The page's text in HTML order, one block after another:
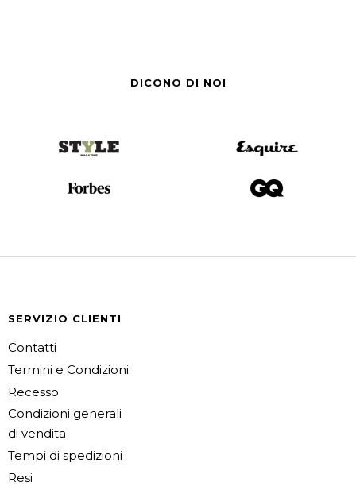
DICONO DI NOI
SERVIZIO CLIENTI
Contatti
Termini e Condizioni
Recesso
Condizioni generali
di vendita
Tempi di spedizioni
Resi